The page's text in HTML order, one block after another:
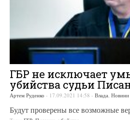
ГБР не исключает
убийства судьи
Артем Руденко - 17.09.2021 14:58 - Влада Новини
Будут проверены все возможные